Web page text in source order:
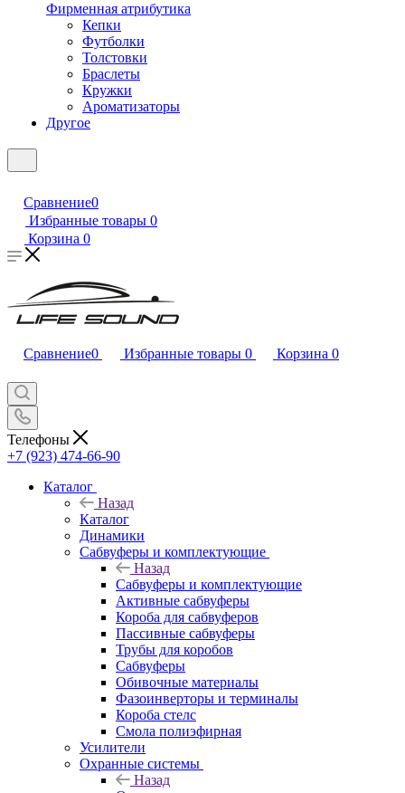
Фирменная атрибутика
Кепки
Футболки
Толстовки
Браслеты
Кружки
Ароматизаторы
Другое
Сравнение0
Избранные товары 0
Корзина 0
Сравнение0 Избранные товары 0 Корзина 0
Телефоны
+7 (923) 474-66-90
Каталог
Назад
Каталог
Динамики
Сабвуферы и комплектующие
Назад
Сабвуферы и комплектующие
Активные сабвуферы
Короба для сабвуферов
Пассивные сабвуферы
Трубы для коробов
Сабвуферы
Обивочные материалы
Фазоинверторы и терминалы
Короба стелс
Смола полиэфирная
Усилители
Охранные системы
Назад